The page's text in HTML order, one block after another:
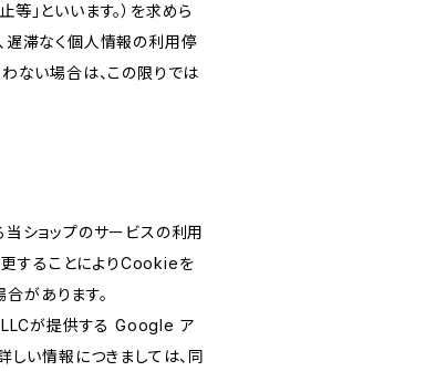
」といいます。）を求めら
遅滞なく個人情報の利用停
ない場合は、この限りでは
当ショップのサービスの利用
することによりCookieを
があります。
LLCが提供する Google ア
い情報につきましては、同